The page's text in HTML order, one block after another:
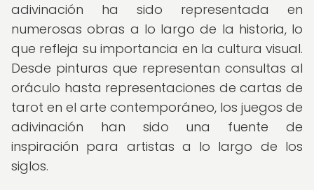
adivinación ha sido representada en
numerosas obras a lo largo de la historia, lo
que refleja su importancia en la cultura visual.
Desde pinturas que representan consultas al
oráculo hasta representaciones de cartas de
tarot en el arte contemporáneo, los juegos de
adivinación han sido una fuente de
inspiración para artistas a lo largo de los
siglos.